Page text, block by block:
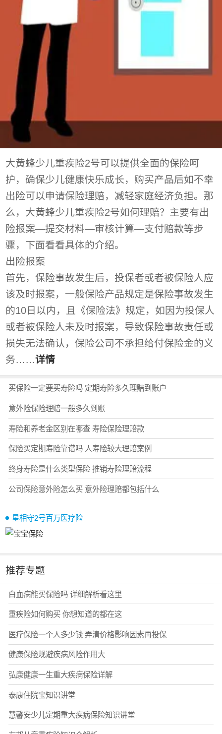
大黄蜂少儿重疾险2号可以提供全面的保险呵
护，确保少儿健康快乐成长，购买产品后如不幸
出险可以申请保险理赔，减轻家庭经济负担。那
么，大黄蜂少儿重疾险2号如何理赔？主要有出
险报案—提交材料—审核计算—支付赔款等步
骤，下面看看具体的介绍。
出险报案
首先，保险事故发生后，投保者或者被保险人应
该及时报案，一般保险产品规定是保险事故发生
的10日以内，且《保险法》规定，如因为投保人
或者被保险人未及时报案，导致保险事故责任或
损失无法确认，保险公司不承担给付保险金的义
务……详情
买保险一定要买寿险吗 定期寿险多久理赔到账户
意外险保险理赔一般多久到账
寿险和养老金区别在哪查 寿险保险理赔款
保险买定期寿险靠谱吗 人寿险较大理赔案例
终身寿险是什么类型保险 推销寿险理赔流程
公司保险意外险怎么买 意外险理赔都包括什么
星相守2号百万医疗险
推荐专题
白血病能买保险吗 详细解析看这里
重疾险如何购买 你想知道的都在这
医疗保险一个人多少钱 弄清价格影响因素再投保
健康保险规避疾病风险作用大
弘康健康一生重大疾病保险详解
泰康住院宝知识讲堂
慧馨安少儿定期重大疾病保险知识讲堂